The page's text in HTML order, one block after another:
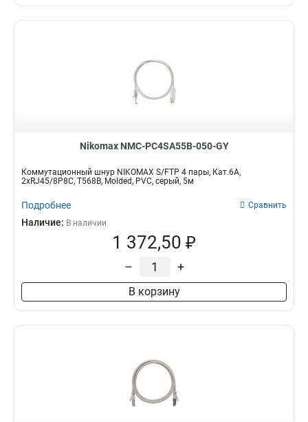
Nikomax NMC-PC4SA55B-050-GY
Коммутационный шнур NIKOMAX S/FTP 4 пары, Кат.6A,
2хRJ45/8P8C, T568B, Molded, PVC, серый, 5м
Подробнее Сравнить
Наличие: В наличии
1 372,50 ₽
– +
В корзину